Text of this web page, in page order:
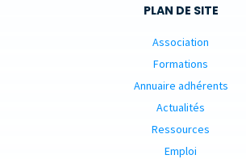
PLAN DE SITE
Association
Formations
Annuaire adhérents
Actualités
Ressources
Emploi